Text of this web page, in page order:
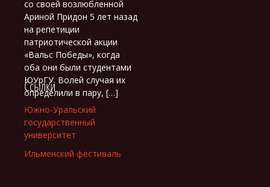
со своей возлюбленной
Ариной Придон 5 лет назад
на репетиции
патриотической акции
«Вальс Победы», когда
оба они были студентами
ЮУрГУ. Волей случая их
определили в пару, […]
Ссылки
Южно-Уральский
государственный
университет
Ильменский фестиваль